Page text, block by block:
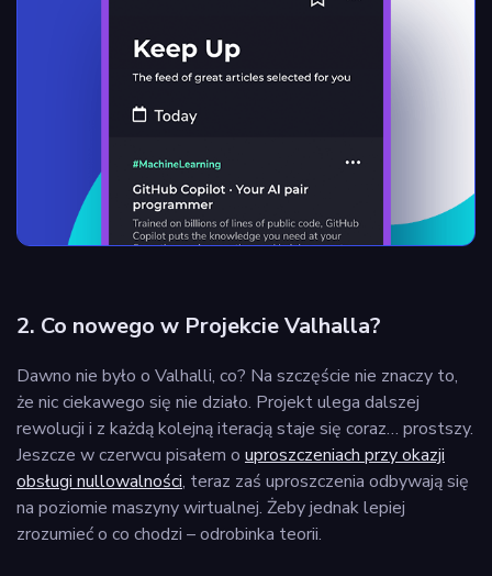
2. Co nowego w Projekcie Valhalla?
Dawno nie było o Valhalli, co? Na szczęście nie znaczy to,
że nic ciekawego się nie działo. Projekt ulega dalszej
rewolucji i z każdą kolejną iteracją staje się coraz… prostszy.
Jeszcze w czerwcu pisałem o uproszczeniach przy okazji
obsługi nullowalności, teraz zaś uproszczenia odbywają się
na poziomie maszyny wirtualnej. Żeby jednak lepiej
zrozumieć o co chodzi – odrobinka teorii.